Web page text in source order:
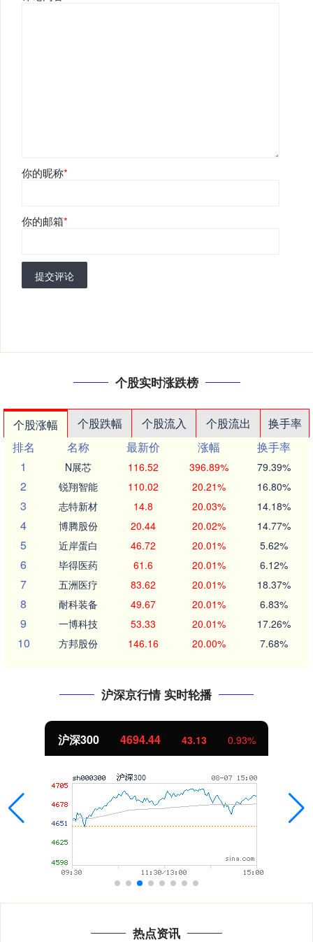
你的昵称*
你的邮箱*
提交评论
个股实时涨跌榜
个股涨幅 个股跌幅 个股流入 个股流出
换手率
排名
名称 最新价 涨幅
换手率
1
N展芯 116.52 396.89% 79.39%
2 锐翔智能 110.02 20.21% 16.80%
3 志特新材 14.8 20.03% 14.18%
4 博腾股份 20.44 20.02% 14.77%
5 近岸蛋白 46.72 20.01% 5.62%
6 毕得医药 61.6 20.01% 6.12%
7 五洲医疗 83.62 20.01% 18.37%
8 耐科装备 49.67 20.01% 6.83%
9 一博科技 53.33 20.01% 17.26%
10 方邦股份 146.16 20.00% 7.68%
沪深京行情 实时轮播
沪深300 4694.44 43.13 0.93%
热点资讯